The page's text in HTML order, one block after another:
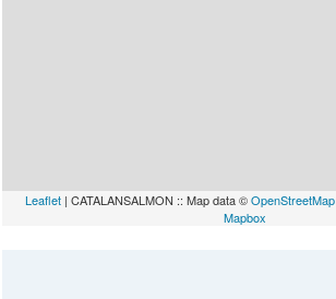
Leaflet | CATALANSALMON :: Map data ©OpenStreetMap
Mapbox